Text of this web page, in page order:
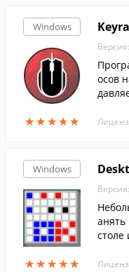
ли
ые
но
е.
по
Windows
★★★★★
★★★★★
осов
Windows
★★★★★
★★★★★
столе